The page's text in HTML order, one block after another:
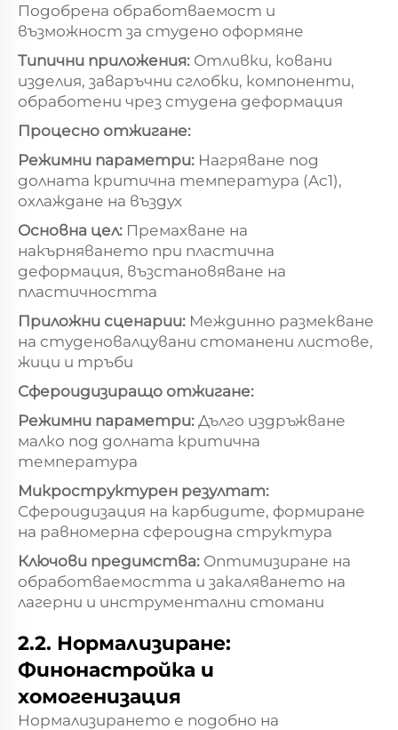
Подобрена обработваемост и
възможност за студено оформяне
Типични приложения: Отливки, ковани
изделия, заваръчни сглобки, компоненти,
обработени чрез студена деформация
Процесно отжигане:
Режимни параметри: Нагряване под
долната критична температура (Ac1),
охлаждане на въздух
Основна цел: Премахване на
накърняването при пластична
деформация, възстановяване на
пластичността
Приложни сценарии: Междинно размекване
на студеновалцувани стоманени листове,
жици и тръби
Сфероидизиращо отжигане:
Режимни параметри: Дълго издръжване
малко под долната критична
температура
Микроструктурен резултат:
Сфероидизация на карбидите, формиране
на равномерна сфероидна структура
Ключови предимства: Оптимизиране на
обработваемостта и закаляването на
лагерни и инструментални стомани
2.2. Нормализиране:
Финонастройка и
хомогенизация
Нормализирането е подобно на